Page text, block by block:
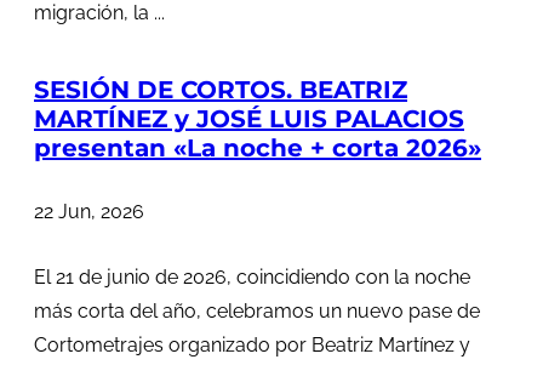
migración, la ...
SESIÓN DE CORTOS. BEATRIZ
MARTÍNEZ y JOSÉ LUIS PALACIOS
presentan «La noche + corta 2026»
22 Jun, 2026
El 21 de junio de 2026, coincidiendo con la noche
más corta del año, celebramos un nuevo pase de
Cortometrajes organizado por Beatriz Martínez y